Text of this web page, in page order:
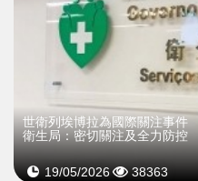
世衛列埃博拉為國際關注事件
衛生局：密切關注及全力防控
19/05/2026 38363